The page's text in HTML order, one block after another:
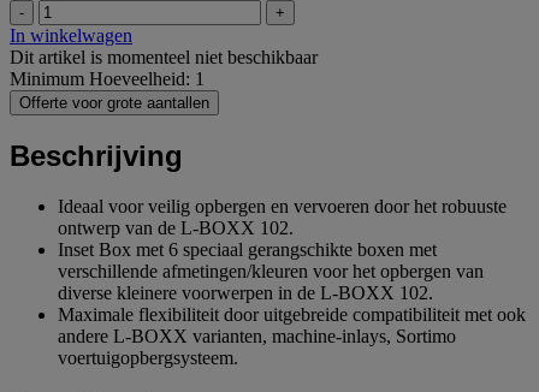
- +
In winkelwagen
Dit artikel is momenteel niet beschikbaar
Minimum Hoeveelheid: 1
Offerte voor grote aantallen
Beschrijving
Ideaal voor veilig opbergen en vervoeren door het robuuste
ontwerp van de L-BOXX 102.
Inset Box met 6 speciaal gerangschikte boxen met
verschillende afmetingen/kleuren voor het opbergen van
diverse kleinere voorwerpen in de L-BOXX 102.
Maximale flexibiliteit door uitgebreide compatibiliteit met ook
andere L-BOXX varianten, machine-inlays, Sortimo
voertuigopbergsysteem.